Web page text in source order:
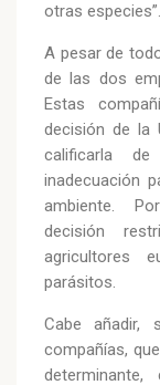
otras especies”.
A pesar de
de las dos
Estas
decisión de la
calificarla
inadecuación
ambiente.
decisión
agricultores
parásitos.
Cabe añadir,
compañías,